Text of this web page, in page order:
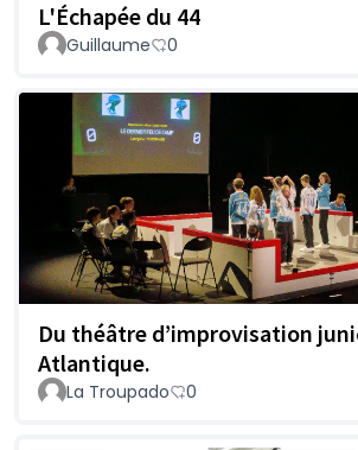
L'Échapée du 44
Guillaume 0
Du théâtre d’improvisation
Atlantique.
La Troupado 0